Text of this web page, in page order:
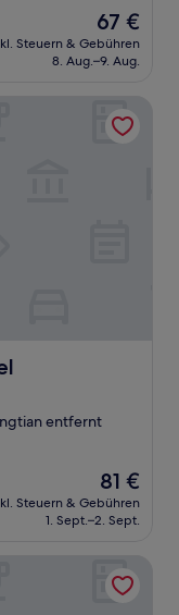
Der
Preis
beträgt
67 €
Steuern & Gebühren
8. Aug.–9. Aug.
entfernt
Der
Preis
beträgt
81 €
Steuern & Gebühren
1. Sept.–2. Sept.